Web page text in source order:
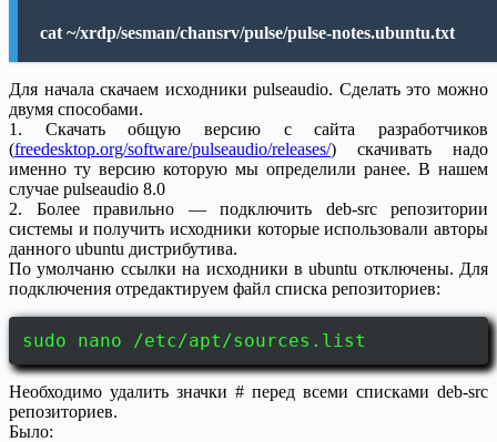
cat ~/xrdp/sesman/chansrv/pulse/pulse-notes.ubuntu.txt
Для начала скачаем исходники pulseaudio. Сделать это можно
двумя способами.
1. Скачать общую версию с сайта разработчиков
(freedesktop.org/software/pulseaudio/releases/) скачивать надо
именно ту версию которую мы определили ранее. В нашем
случае pulseaudio 8.0
2. Более правильно — подключить deb-src репозитории
системы и получить исходники которые использовали авторы
данного ubuntu дистрибутива.
По умолчаню ссылки на исходники в ubuntu отключены. Для
подключения отредактируем файл списка репозиториев:
sudo nano /etc/apt/sources.list
Необходимо удалить значки # перед всеми списками deb-src
репозиториев.
Было: